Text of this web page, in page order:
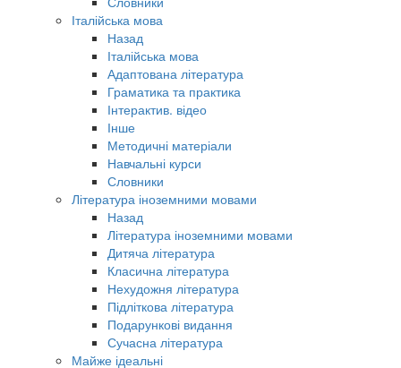
Італійська мова
Назад
Італійська мова
Адаптована література
Граматика та практика
Інтерактив. відео
Інше
Методичні матеріали
Навчальні курси
Словники
Література іноземними мовами
Назад
Література іноземними мовами
Дитяча література
Класична література
Нехудожня література
Підліткова література
Подарункові видання
Сучасна література
Майже ідеальні